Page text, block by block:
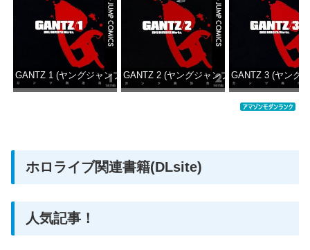
GANTZ 1 (ヤングジャンプコミックスDIGITAL)
GANTZ 2 (ヤングジャンプコミックス
GANTZ 3 (ヤング
ホロライブ関連書籍(DLsite)
人気記事！